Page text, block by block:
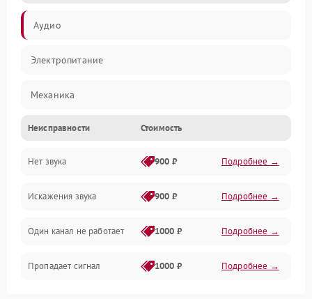
Аудио
Электропитание
Механика
Управление
Корпус/Герметичность
Электронные компоненты
Неисправности Стоимость
Нет звука 900 ₽ Подробнее →
Искажения звука 900 ₽ Подробнее →
Один канал не работает 1000 ₽ Подробнее →
Пропадает сигнал 1000 ₽ Подробнее →